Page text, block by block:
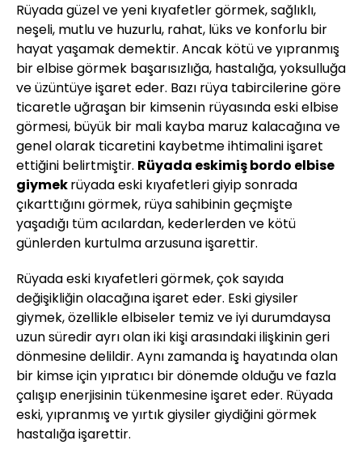
Rüyada güzel ve yeni kıyafetler görmek, sağlıklı,
neşeli, mutlu ve huzurlu, rahat, lüks ve konforlu bir
hayat yaşamak demektir. Ancak kötü ve yıpranmış
bir elbise görmek başarısızlığa, hastalığa, yoksulluğa
ve üzüntüye işaret eder. Bazı rüya tabircilerine göre
ticaretle uğraşan bir kimsenin rüyasında eski elbise
görmesi, büyük bir mali kayba maruz kalacağına ve
genel olarak ticaretini kaybetme ihtimalini işaret
ettiğini belirtmiştir. Rüyada eskimiş bordo elbise
giymekrüyada eski kıyafetleri giyip sonrada
çıkarttığını görmek, rüya sahibinin geçmişte
yaşadığı tüm acılardan, kederlerden ve kötü
günlerden kurtulma arzusuna işarettir.
Rüyada eski kıyafetleri görmek, çok sayıda
değişikliğin olacağına işaret eder. Eski giysiler
giymek, özellikle elbiseler temiz ve iyi durumdaysa
uzun süredir ayrı olan iki kişi arasındaki ilişkinin geri
dönmesine delildir. Aynı zamanda iş hayatında olan
bir kimse için yıpratıcı bir dönemde olduğu ve fazla
çalışıp enerjisinin tükenmesine işaret eder. Rüyada
eski, yıpranmış ve yırtık giysiler giydiğini görmek
hastalığa işarettir.